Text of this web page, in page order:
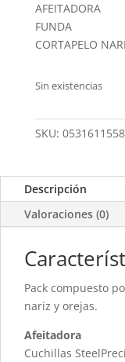
AFEITADORA
FUNDA
CORTAPELO
Sin existencias
SKU:
Descripción
Valoraciones (0)
Pack compuesto
nariz y orejas.
Afeitadora
Cuchillas